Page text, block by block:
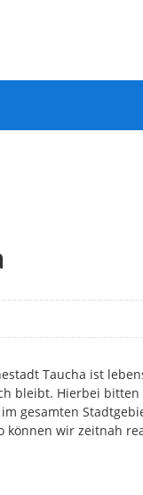
Taucha ist
bleibt. Hierbei
gesamten
können wir zeitnah